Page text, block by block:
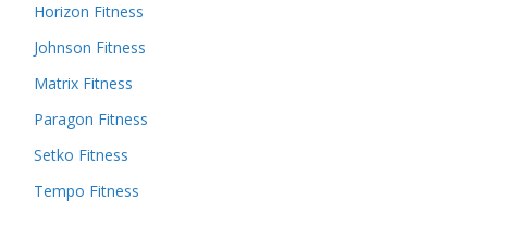
Horizon Fitness
Johnson Fitness
Matrix Fitness
Paragon Fitness
Setko Fitness
Tempo Fitness